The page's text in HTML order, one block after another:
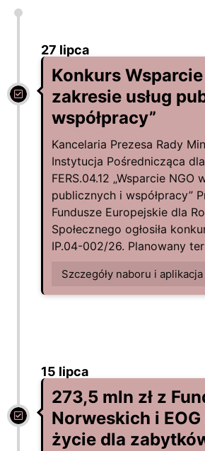
27 lipca
Konkurs Wsparcie
zakresie usług
współpracy”
Kancelaria Prezesa Rady
Instytucja Pośrednicząca dla
FERS.04.12 „Wsparcie NGO
publicznych i współpracy”
Fundusze Europejskie dla
Społecznego ogłosiła
IP.04-002/26. Planowany
Szczegóły naboru i aplikacja
15 lipca
273,5 mln zł z
Norweskich i
życie dla